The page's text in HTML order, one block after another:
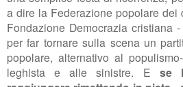
a dire la Federazione popolare dei
Fondazione Democrazia cristiana
per far tornare sulla scena un
popolare, alternativo al
leghista e alle sinistre. E se